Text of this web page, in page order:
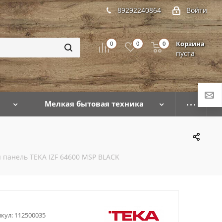
Войти
89292240864
0 0 Корзина
пуста
0
Мелкая бытовая техника
TEKA IZF 64600 MSP BLACK
112500035